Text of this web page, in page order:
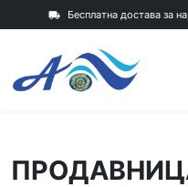
local_shipping Бесплатна достава за